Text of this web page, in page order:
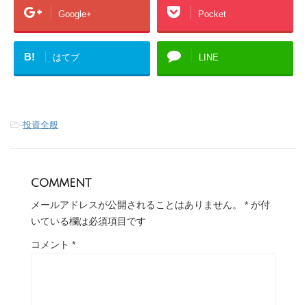
Google+ Pocket
B! はてブ LINE
-投資全般
comment
メールアドレスが公開されることはありません。 * が付
いている欄は必須項目です
コメント *